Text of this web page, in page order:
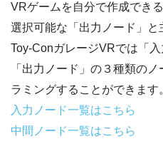
VRゲームを自分で作成でき
選択可能な「出力ノード」と
Toy-ConガレージVRでは「入
「出力ノード」の３種類の
ラミングすることができます
入力ノード一覧はこちら
中間ノード一覧はこちら